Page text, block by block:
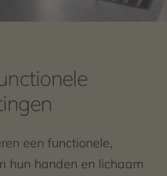
een functionele,
hun handen en lichaam